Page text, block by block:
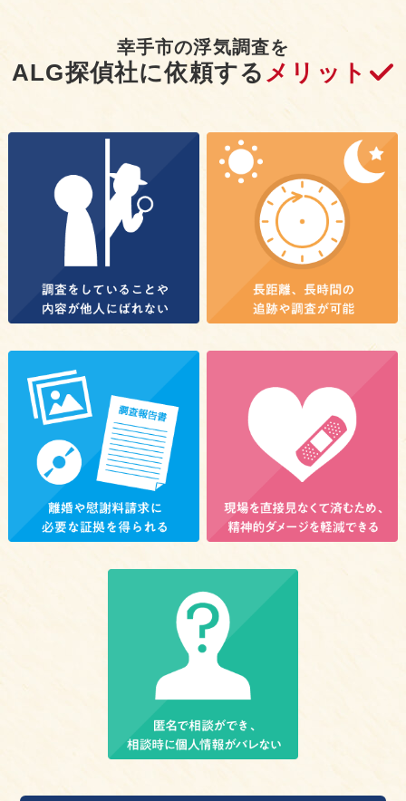
幸手市の浮気調査を
ALG探偵社に依頼する メリット